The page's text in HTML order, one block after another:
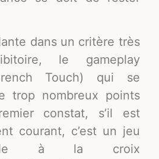
dans un critère très
le gameplay
Touch) qui se
trop nombreux points
constat, s’il est
courant, c’est un jeu
à la croix